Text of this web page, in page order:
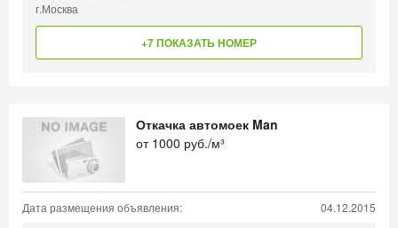
г.Москва
+7 ПОКАЗАТЬ НОМЕР
Откачка автомоек Man
от 1000 руб./м³
Дата размещения объявления: 04.12.2015